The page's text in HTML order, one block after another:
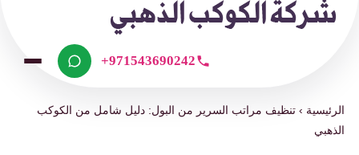
+971543690242
الرئيسية ›تنظيف مراتب السرير من البول: دليل شامل من الكوكب
الذهبي